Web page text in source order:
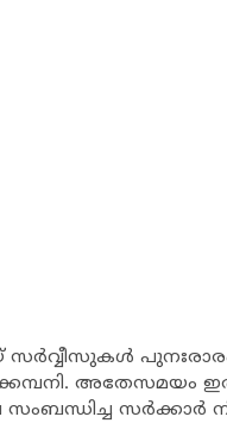
അതേസമയം
സര്‍ക്കാര്‍